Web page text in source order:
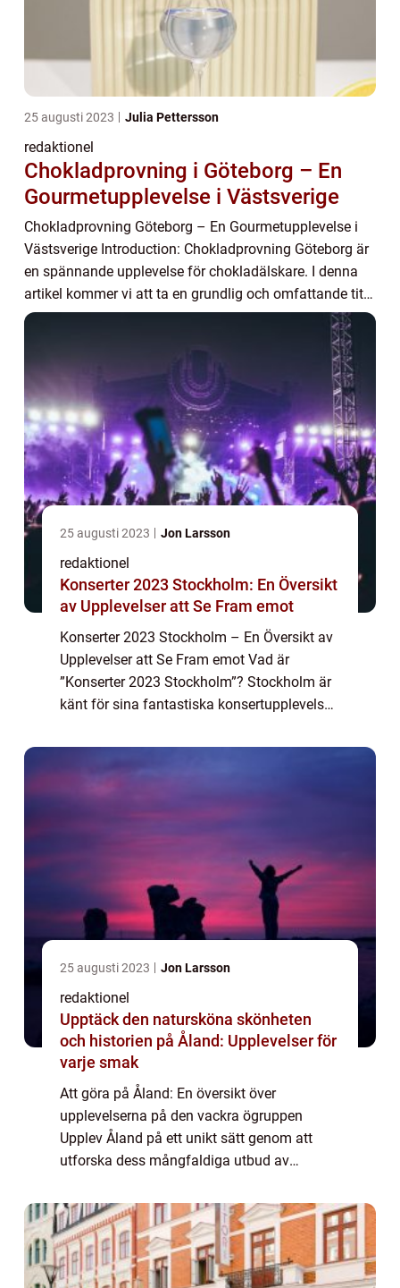
25 augusti 2023 Julia Pettersson
redaktionel
Chokladprovning i Göteborg – En
Gourmetupplevelse i Västsverige
Chokladprovning Göteborg – En Gourmetupplevelse i
Västsverige Introduction: Chokladprovning Göteborg är
en spännande upplevelse för chokladälskare. I denna
artikel kommer vi att ta en grundlig och omfattande titt
på vad chokladprovning i Götebo...
25 augusti 2023 Jon Larsson
redaktionel
Konserter 2023 Stockholm: En Översikt
av Upplevelser att Se Fram emot
Konserter 2023 Stockholm – En Översikt av
Upplevelser att Se Fram emot Vad är
”Konserter 2023 Stockholm”? Stockholm är
känt för sina fantastiska konsertupplevelser,
en rad spännande evenemang ...
25 augusti 2023 Jon Larsson
redaktionel
Upptäck den natursköna skönheten
och historien på Åland: Upplevelser för
varje smak
Att göra på Åland: En översikt över
upplevelserna på den vackra ögruppen
Upplev Åland på ett unikt sätt genom att
utforska dess mångfaldiga utbud av
historia. Denna artikel ger dig en omfattande
presentation ...